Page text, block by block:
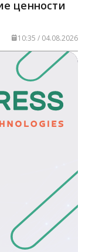
ценности
10:35 / 04.08.2026